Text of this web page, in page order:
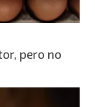
pero no